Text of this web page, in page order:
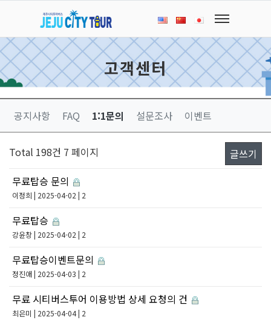
고객센터
공지사항 FAQ 1:1문의 설문조사 이벤트
Total 198건 7 페이지
글쓰기
무료탑승 문의
이정희 | 2025-04-02 | 2
무료탑승
강윤창| 2025-04-02 | 2
무료탑승이벤트문의
정진애| 2025-04-03 | 2
무료 시티버스투어 이용방법 상세 요청의 건
최은미 | 2025-04-04 | 2